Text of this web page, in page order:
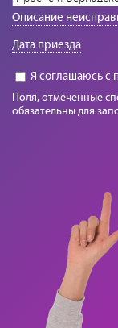
Описание
Дата приезда
Я соглашаюсь с
Поля, отмеченные
обязательны для